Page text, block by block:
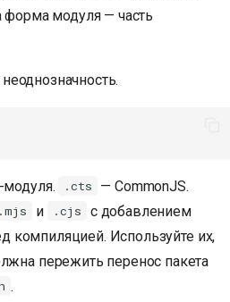
форма модуля — часть
модуля. .cts
— CommonJS.
.mjs и .cjs
с добавлением
компиляцией. Используйте их,
пережить перенос пакета
.